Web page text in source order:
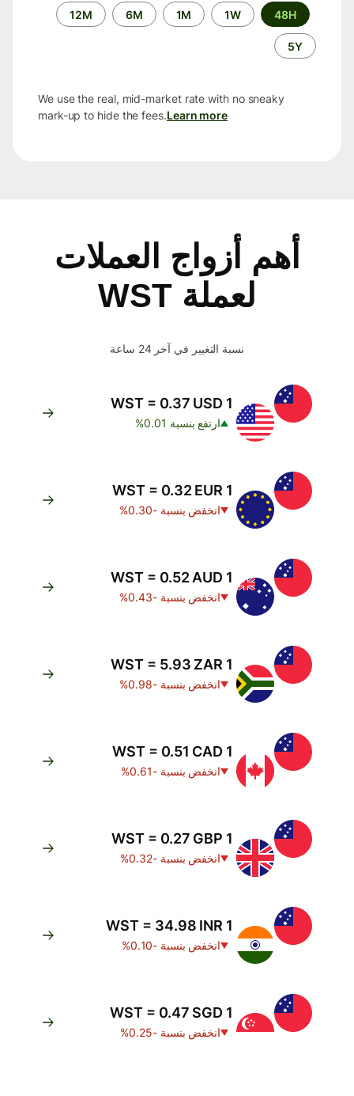
الفترة
الزمنية
48H
1W
1M
6M
12M
5Y
We use the real, mid-market rate with no sneaky
mark-up to hide the fees.Learn more
أهم أزواج العملات
لعملة WST
نسبة التغيير في آخر 24 ساعة
1 WST = 0.37 USD
ارتفع بنسبة 0.01%
1 WST = 0.32 EUR
انخفض بنسبة -0.30%
1 WST = 0.52 AUD
انخفض بنسبة -0.43%
1 WST = 5.93 ZAR
انخفض بنسبة -0.98%
1 WST = 0.51 CAD
انخفض بنسبة -0.61%
1 WST = 0.27 GBP
انخفض بنسبة -0.32%
1 WST = 34.98 INR
انخفض بنسبة -0.10%
1 WST = 0.47 SGD
انخفض بنسبة -0.25%